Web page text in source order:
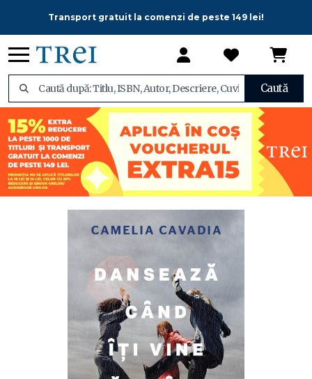
Transport gratuit la comenzi de peste 149 lei!
Caută